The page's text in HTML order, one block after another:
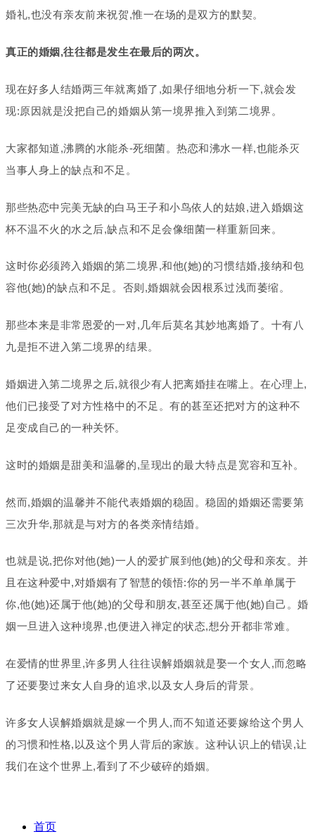
婚礼,也没有亲友前来祝贺,惟一在场的是双方的默契。
真正的婚姻,往往都是发生在最后的两次。
现在好多人结婚两三年就离婚了,如果仔细地分析一下,就会发
现:原因就是没把自己的婚姻从第一境界推入到第二境界。
大家都知道,沸腾的水能杀-死细菌。热恋和沸水一样,也能杀灭
当事人身上的缺点和不足。
那些热恋中完美无缺的白马王子和小鸟依人的姑娘,进入婚姻这
杯不温不火的水之后,缺点和不足会像细菌一样重新回来。
这时你必须跨入婚姻的第二境界,和他(她)的习惯结婚,接纳和包
容他(她)的缺点和不足。否则,婚姻就会因根系过浅而萎缩。
那些本来是非常恩爱的一对,几年后莫名其妙地离婚了。十有八
九是拒不进入第二境界的结果。
婚姻进入第二境界之后,就很少有人把离婚挂在嘴上。在心理上,
他们已接受了对方性格中的不足。有的甚至还把对方的这种不
足变成自己的一种关怀。
这时的婚姻是甜美和温馨的,呈现出的最大特点是宽容和互补。
然而,婚姻的温馨并不能代表婚姻的稳固。稳固的婚姻还需要第
三次升华,那就是与对方的各类亲情结婚。
也就是说,把你对他(她)一人的爱扩展到他(她)的父母和亲友。并
且在这种爱中,对婚姻有了智慧的领悟:你的另一半不单单属于
你,他(她)还属于他(她)的父母和朋友,甚至还属于他(她)自己。婚
姻一旦进入这种境界,也便进入禅定的状态,想分开都非常难。
在爱情的世界里,许多男人往往误解婚姻就是娶一个女人,而忽略
了还要娶过来女人自身的追求,以及女人身后的背景。
许多女人误解婚姻就是嫁一个男人,而不知道还要嫁给这个男人
的习惯和性格,以及这个男人背后的家族。这种认识上的错误,让
我们在这个世界上,看到了不少破碎的婚姻。
首页